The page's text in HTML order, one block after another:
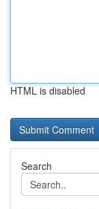
HTML is disabled
Search